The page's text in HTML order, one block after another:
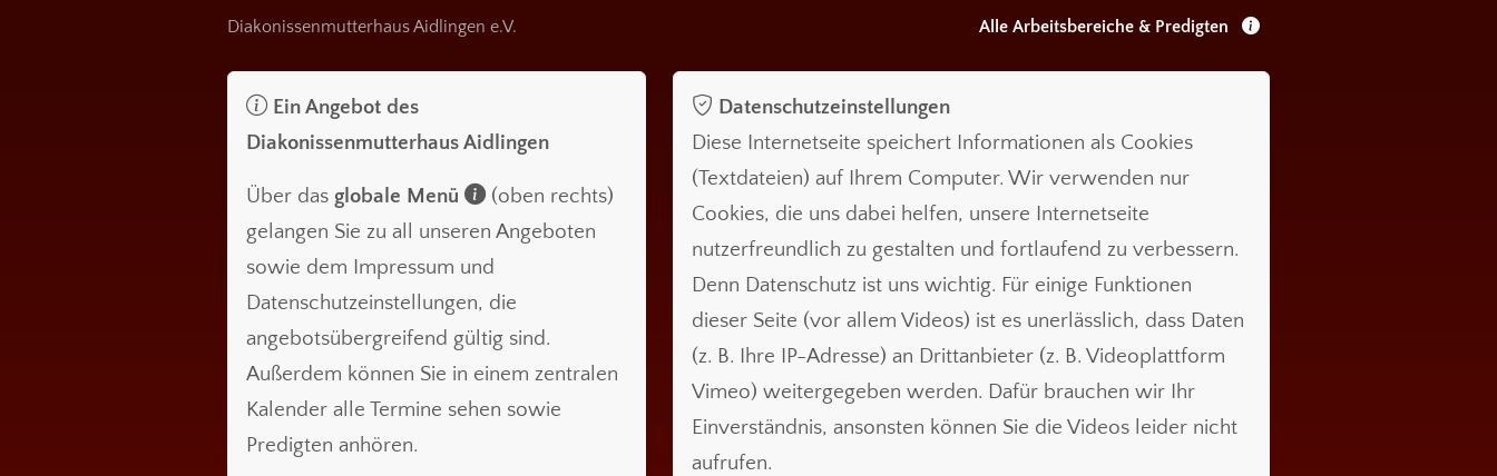
Diakonissenmutterhaus Aidlingen e.V. Alle Arbeitsbereiche & Predigten
Ein Angebot des
Diakonissenmutterhaus Aidlingen
Über das globale Menü
(oben rechts)
gelangen Sie zu all unseren Angeboten
sowie dem Impressum und
Datenschutzeinstellungen, die
angebotsübergreifend gültig sind.
Außerdem können Sie in einem zentralen
Kalender alle Termine sehen sowie
Predigten anhören.
Datenschutzeinstellungen
Diese Internetseite speichert Informationen als Cookies
(Textdateien) auf Ihrem Computer. Wir verwenden nur
Cookies, die uns dabei helfen, unsere Internetseite
nutzerfreundlich zu gestalten und fortlaufend zu verbessern.
Denn Datenschutz ist uns wichtig. Für einige Funktionen
dieser Seite (vor allem Videos) ist es unerlässlich, dass Daten
(z. B. Ihre IP-Adresse) an Drittanbieter (z. B. Videoplattform
Vimeo) weitergegeben werden. Dafür brauchen wir Ihr
Einverständnis, ansonsten können Sie die Videos leider nicht
aufrufen.